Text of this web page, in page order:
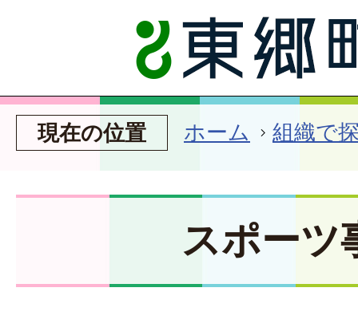
現在の位置 ホーム 組織で
スポーツ